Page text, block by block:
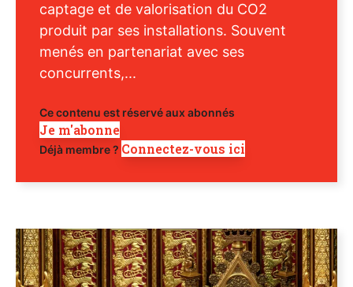
captage et de valorisation du CO2
produit par ses installations. Souvent
menés en partenariat avec ses
concurrents,...
Ce contenu est réservé aux abonnés
Je m'abonne
Déjà membre ? Connectez-vous ici